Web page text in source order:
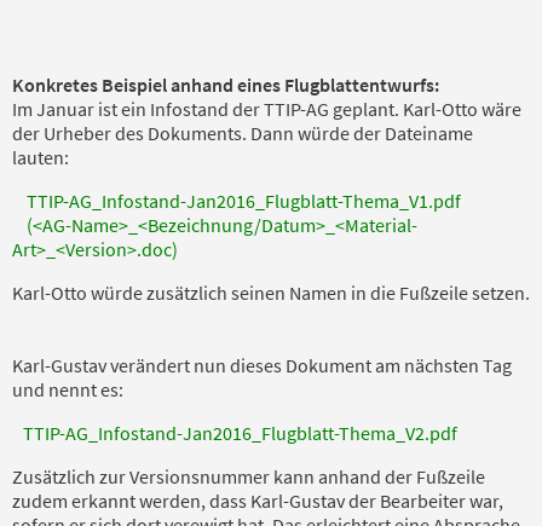
Konkretes Beispiel anhand eines Flugblattentwurfs:
Im Januar ist ein Infostand der TTIP-AG geplant. Karl-Otto wäre
der Urheber des Dokuments. Dann würde der Dateiname
lauten:
TTIP-AG_Infostand-Jan2016_Flugblatt-Thema_V1.pdf
(<AG-Name>_<Bezeichnung/Datum>_<Material-
Art>_<Version>.doc)
Karl-Otto würde zusätzlich seinen Namen in die Fußzeile setzen.
Karl-Gustav verändert nun dieses Dokument am nächsten Tag
und nennt es:
TTIP-AG_Infostand-Jan2016_Flugblatt-Thema_V2.pdf
Zusätzlich zur Versionsnummer kann anhand der Fußzeile
zudem erkannt werden, dass Karl-Gustav der Bearbeiter war,